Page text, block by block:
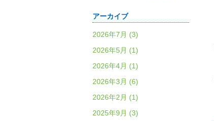
アーカイブ
2026年7月 (3)
2026年5月 (1)
2026年4月 (1)
2026年3月 (6)
2026年2月 (1)
2025年9月 (3)